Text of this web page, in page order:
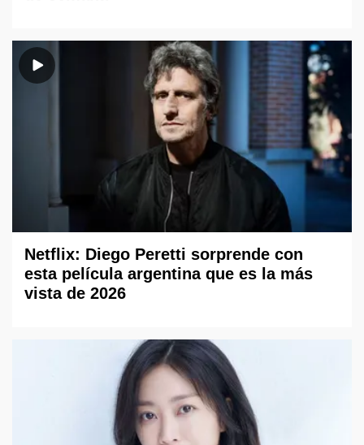
Netflix: Diego Peretti sorprende con
esta película argentina que es la más
vista de 2026